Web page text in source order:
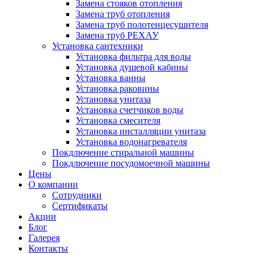
Замена стояков отопления
Замена труб отопления
Замена труб полотенцесушителя
Замена труб РЕХАУ
Установка сантехники
Установка фильтра для воды
Установка душевой кабины
Установка ванны
Установка раковины
Установка унитаза
Установка счетчиков воды
Установка смесителя
Установка инсталляции унитаза
Установка водонагревателя
Покдлючение стиральной машины
Покдлючение посудомоечной машины
Цены
О компании
Сотрудники
Сертификаты
Акции
Блог
Галерея
Контакты